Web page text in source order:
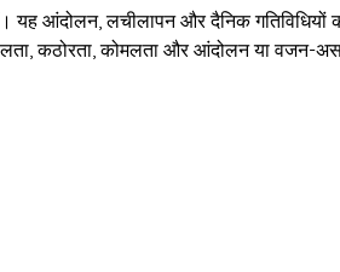
यह आंदोलन, लचीलापन और दैनिक गतिविधियों
कठोरता, कोमलता और आंदोलन या वजन-असर